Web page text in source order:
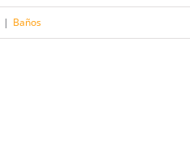
| Baños